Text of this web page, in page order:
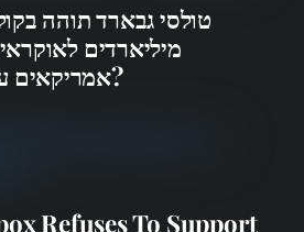
טולסי גבארד תוהה
מיליארדים
אמריקאים עם צבא מס הכנסה?
Refuses To Support